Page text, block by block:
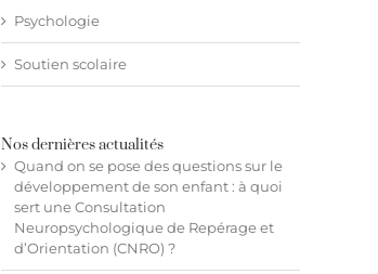
Psychologie
Soutien scolaire
Nos dernières actualités
Quand on se pose des questions sur le
développement de son enfant : à quoi
sert une Consultation
Neuropsychologique de Repérage et
d’Orientation (CNRO) ?